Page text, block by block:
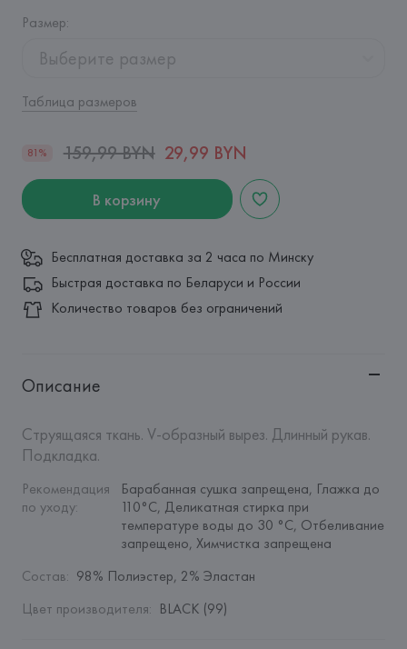
Размер:
Выберите размер
Таблица размеров
81% 159,99 BYN 29,99 BYN
В корзину
Бесплатная доставка за 2 часа по Минску
Быстрая доставка по Беларуси и России
Количество товаров без ограничений
Описание
Струящаяся ткань. V-образный вырез. Длинный рукав.
Подкладка.
Рекомендация
по уходу:
Барабанная сушка запрещена, Глажка до
110°C, Деликатная стирка при
температуре воды до 30 °C, Отбеливание
запрещено, Химчистка запрещена
Состав: 98% Полиэстер, 2% Эластан
Цвет производителя: BLACK (99)